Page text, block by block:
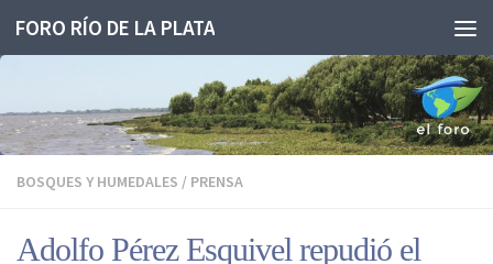
Saltar al contenido
FORO RÍO DE LA PLATA
BOSQUES Y HUMEDALES / PRENSA
Adolfo Pérez Esquivel repudió el